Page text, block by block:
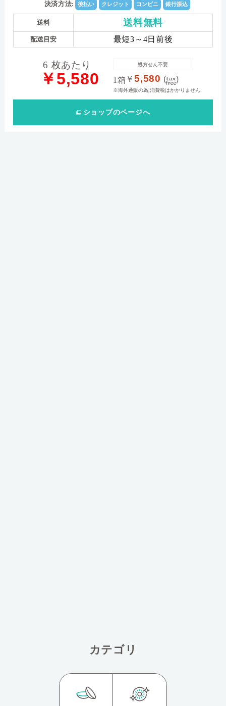
決済方法: 後払い クレジット コンビニ 銀行振込
送料 送料無料
配送目安 最短3～4日前後
6 枚あたり
￥5,580 1箱 ￥5,580 ( )
※海外通販の為,消費税はかかりません.
処方せん不要
ショップのページへ
カテゴリ